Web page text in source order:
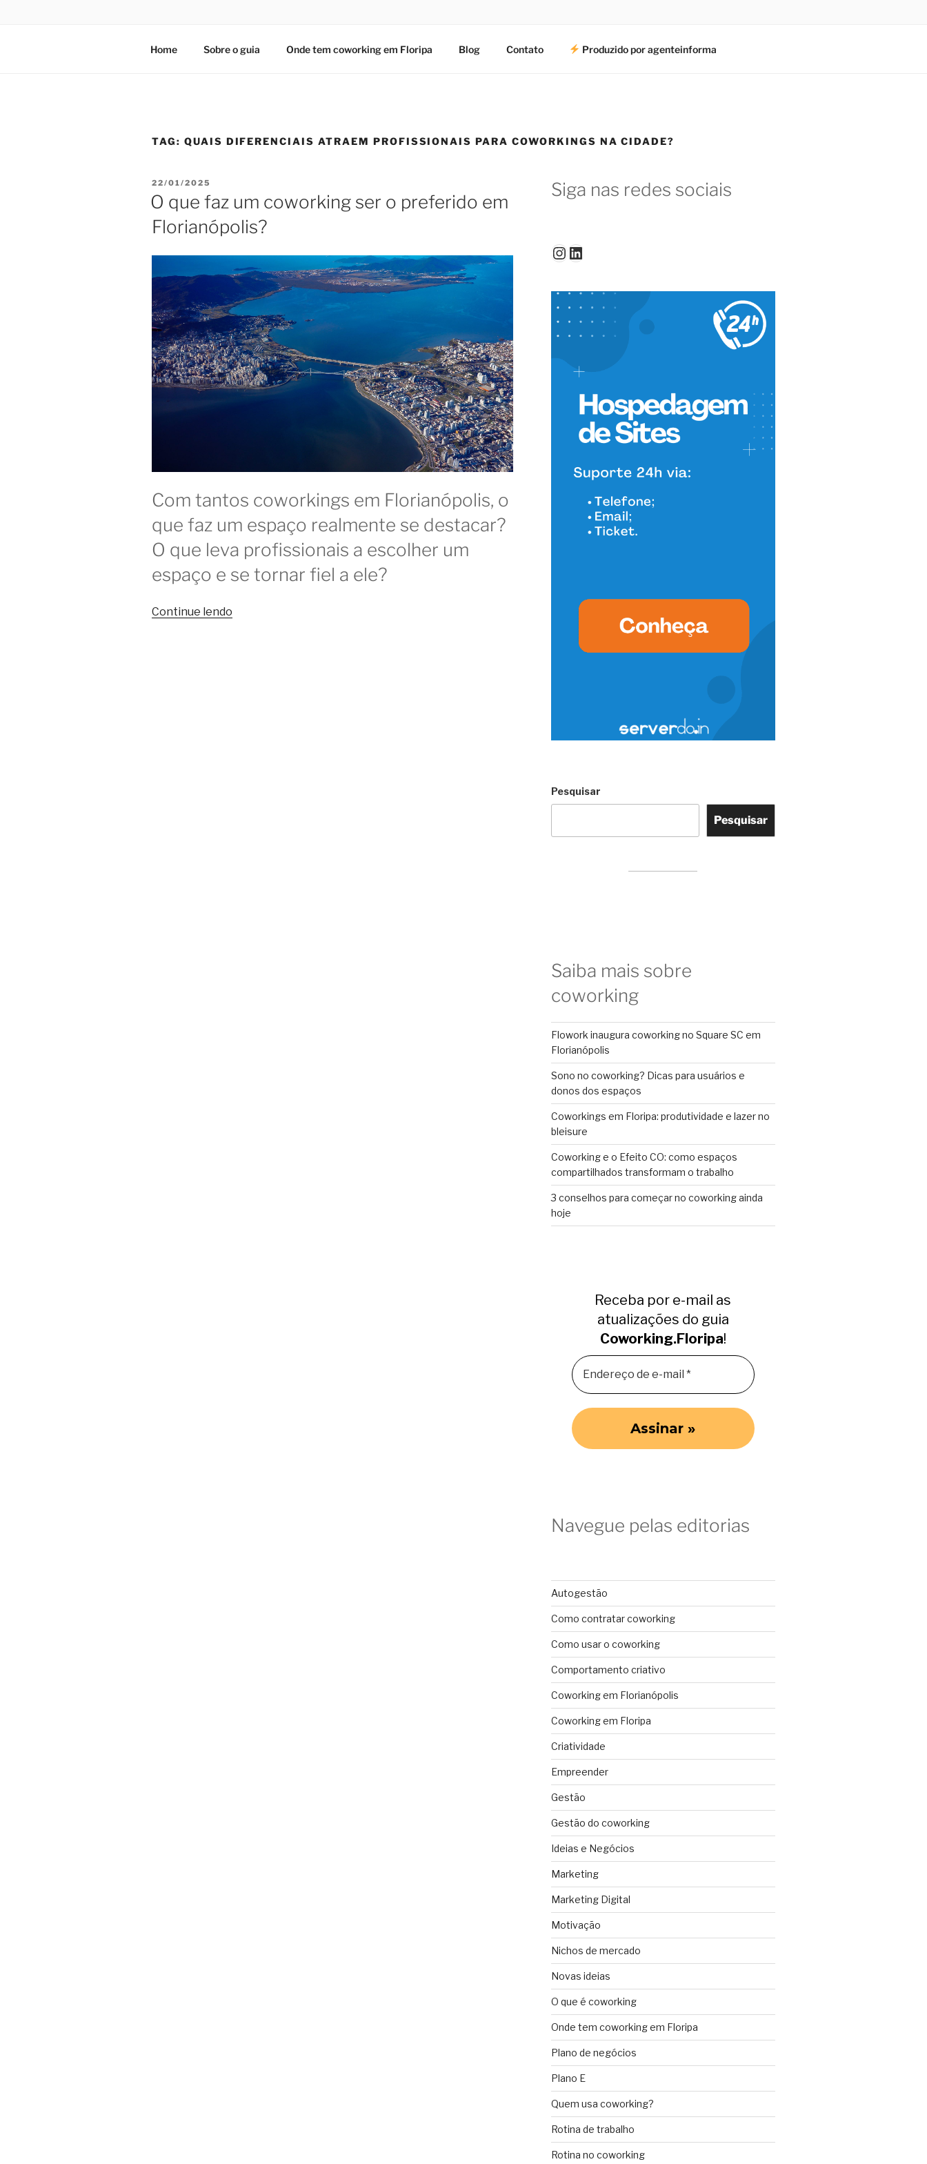
Home Sobre o guia Onde tem coworking em Floripa Blog Contato Produzido por agenteinforma
TAG: QUAIS DIFERENCIAIS ATRAEM PROFISSIONAIS PARA COWORKINGS NA CIDADE?
PUBLICADO
EM
22/01/2025
O que faz um coworking ser o preferido em
Florianópolis?
Com tantos coworkings em Florianópolis, o
que faz um espaço realmente se destacar?
O que leva profissionais a escolher um
espaço e se tornar fiel a ele?
Continue lendo
Siga nas redes sociais
Instagram
LinkedIn
Pesquisar
Pesquisar
Saiba mais sobre
coworking
Flowork inaugura coworking no Square SC em
Florianópolis
Sono no coworking? Dicas para usuários e
donos dos espaços
Coworkings em Floripa: produtividade e lazer no
bleisure
Coworking e o Efeito CO: como espaços
compartilhados transformam o trabalho
3 conselhos para começar no coworking ainda
hoje
Receba por e-mail as
atualizações do guia
Coworking.Floripa!
Navegue pelas editorias
Autogestão
Como contratar coworking
Como usar o coworking
Comportamento criativo
Coworking em Florianópolis
Coworking em Floripa
Criatividade
Empreender
Gestão
Gestão do coworking
Ideias e Negócios
Marketing
Marketing Digital
Motivação
Nichos de mercado
Novas ideias
O que é coworking
Onde tem coworking em Floripa
Plano de negócios
Plano E
Quem usa coworking?
Rotina de trabalho
Rotina no coworking